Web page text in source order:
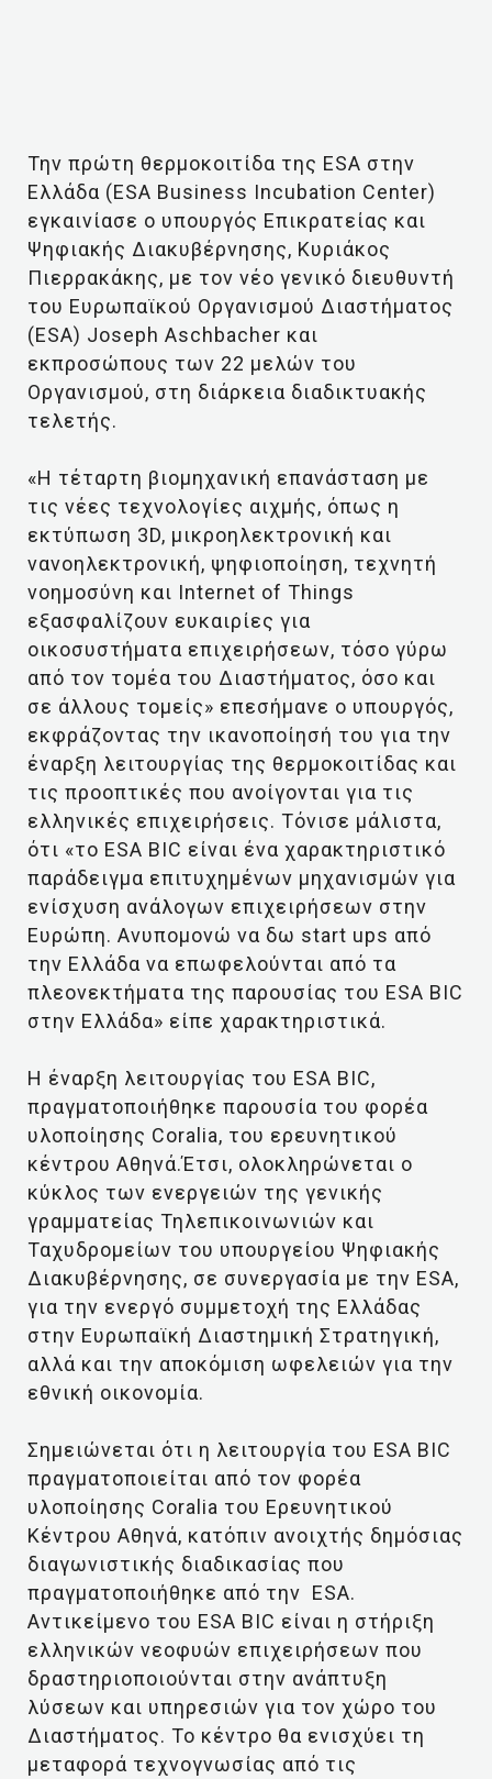
Την πρώτη θερμοκοιτίδα της ESA στην
Ελλάδα (ESA Business Incubation Center)
εγκαινίασε ο υπουργός Επικρατείας και
Ψηφιακής Διακυβέρνησης, Κυριάκος
Πιερρακάκης, με τον νέο γενικό διευθυντή
του Ευρωπαϊκού Οργανισμού Διαστήματος
(ESA) Joseph Aschbacher και
εκπροσώπους των 22 μελών του
Οργανισμού, στη διάρκεια διαδικτυακής
τελετής.
«Η τέταρτη βιομηχανική επανάσταση με
τις νέες τεχνολογίες αιχμής, όπως η
εκτύπωση 3D, μικροηλεκτρονική και
νανοηλεκτρονική, ψηφιοποίηση, τεχνητή
νοημοσύνη και Internet of Things
εξασφαλίζουν ευκαιρίες για
οικοσυστήματα επιχειρήσεων, τόσο γύρω
από τον τομέα του Διαστήματος, όσο και
σε άλλους τομείς» επεσήμανε ο υπουργός,
εκφράζοντας την ικανοποίησή του για την
έναρξη λειτουργίας της θερμοκοιτίδας και
τις προοπτικές που ανοίγονται για τις
ελληνικές επιχειρήσεις. Τόνισε μάλιστα,
ότι «το ESA BIC είναι ένα χαρακτηριστικό
παράδειγμα επιτυχημένων μηχανισμών για
ενίσχυση ανάλογων επιχειρήσεων στην
Ευρώπη. Ανυπομονώ να δω start ups από
την Ελλάδα να επωφελούνται από τα
πλεονεκτήματα της παρουσίας του ESA BIC
στην Ελλάδα» είπε χαρακτηριστικά.
Η έναρξη λειτουργίας του ESA BIC,
πραγματοποιήθηκε παρουσία του φορέα
υλοποίησης Coralia, του ερευνητικού
κέντρου Αθηνά.Έτσι, ολοκληρώνεται ο
κύκλος των ενεργειών της γενικής
γραμματείας Τηλεπικοινωνιών και
Ταχυδρομείων του υπουργείου Ψηφιακής
Διακυβέρνησης, σε συνεργασία με την ESA,
για την ενεργό συμμετοχή της Ελλάδας
στην Ευρωπαϊκή Διαστημική Στρατηγική,
αλλά και την αποκόμιση ωφελειών για την
εθνική οικονομία.
Σημειώνεται ότι η λειτουργία του ESA BIC
πραγματοποιείται από τον φορέα
υλοποίησης Coralia του Ερευνητικού
Κέντρου Αθηνά, κατόπιν ανοιχτής δημόσιας
διαγωνιστικής διαδικασίας που
πραγματοποιήθηκε από την ESA.
Αντικείμενο του ESA BIC είναι η στήριξη
ελληνικών νεοφυών επιχειρήσεων που
δραστηριοποιούνται στην ανάπτυξη
λύσεων και υπηρεσιών για τον χώρο του
Διαστήματος. Το κέντρο θα ενισχύει τη
μεταφορά τεχνογνωσίας από τις